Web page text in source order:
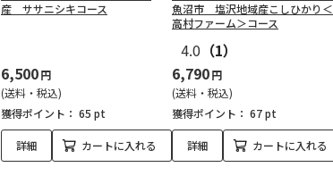
産 ササニシキコース
6,500円
(送料・税込)
獲得ポイント： 65 pt
詳細 カートに入れる
魚沼市 塩沢地域産こしひかり＜
高村ファーム＞コース
4.0 （1）
6,790円
(送料・税込)
獲得ポイント： 67 pt
詳細 カートに入れる